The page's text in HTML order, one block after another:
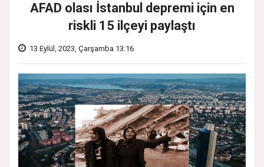
AFAD olası İstanbul depremi için en
riskli 15 ilçeyi paylaştı
13 Eylül, 2023, Çarşamba 13:16